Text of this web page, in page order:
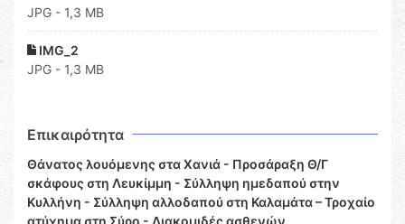
JPG - 1,3 MB
IMG_2
JPG - 1,3 MB
Επικαιρότητα
Θάνατος λουόμενης στα Χανιά - Προσάραξη Θ/Γ
σκάφους στη Λευκίμμη - Σύλληψη ημεδαπού στην
Κυλλήνη - Σύλληψη αλλοδαπού στη Καλαμάτα – Τροχαίο